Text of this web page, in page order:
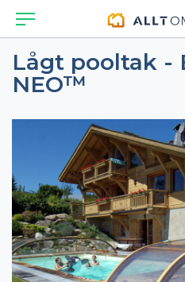
Lågt pooltak -
NEO™